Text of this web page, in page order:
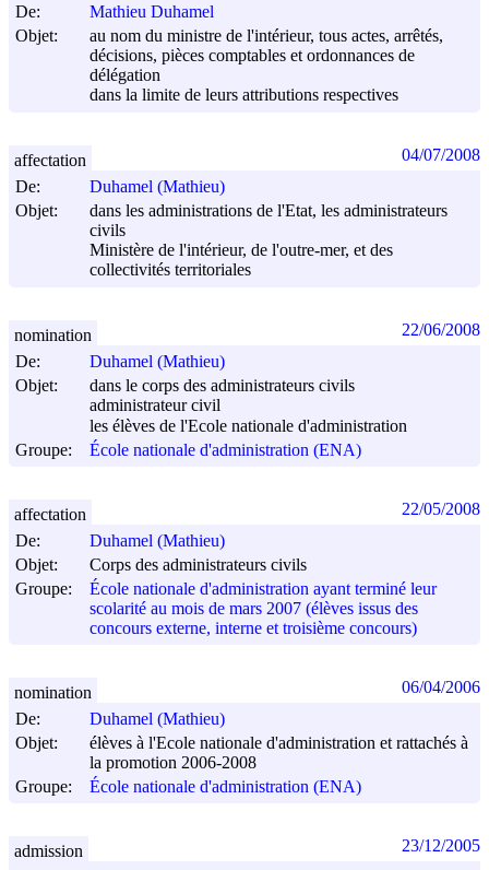
De:
Mathieu Duhamel
Objet:
au nom du ministre de l'intérieur, tous actes, arrêtés,
décisions, pièces comptables et ordonnances de
délégation
dans la limite de leurs attributions respectives
De:
Duhamel (Mathieu)
Objet:
dans les administrations de l'Etat, les administrateurs
civils
Ministère de l'intérieur, de l'outre-mer, et des
collectivités territoriales
affectation 04/07/2008
De:
Duhamel (Mathieu)
Objet:
dans le corps des administrateurs civils
administrateur civil
les élèves de l'Ecole nationale d'administration
Groupe:
École nationale d'administration (ENA)
nomination 22/06/2008
De:
Duhamel (Mathieu)
Objet:
Corps des administrateurs civils
Groupe:
École nationale d'administration ayant terminé leur
scolarité au mois de mars 2007 (élèves issus des
concours externe, interne et troisième concours)
affectation 22/05/2008
De:
Duhamel (Mathieu)
Objet:
élèves à l'Ecole nationale d'administration et rattachés à
la promotion 2006-2008
Groupe:
École nationale d'administration (ENA)
nomination 06/04/2006
admission 23/12/2005